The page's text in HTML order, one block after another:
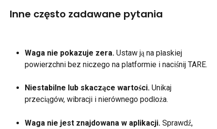
Inne często zadawane pytania
Waga nie pokazuje zera. Ustaw ją na płaskiej
powierzchni bez niczego na platformie i naciśnij TARE.
Niestabilne lub skaczące wartości. Unikaj
przeciągów, wibracji i nierównego podłoża.
Waga nie jest znajdowana w aplikacji. Sprawdź,